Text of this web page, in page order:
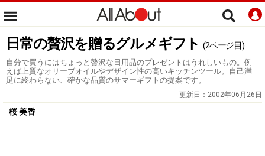
日常の贅沢を贈るグルメギフト (2ページ目)
自分で買うにはちょっと贅沢な日用品のプレゼントはうれしいもの。例
えば上質なオリーブオイルやデザイン性の高いキッチンツール。自己満
足に終わらない、確かな品質のサマーギフトの提案です。
更新日： 2002年06月26日
桜 美香